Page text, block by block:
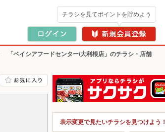
チラシを見てポイントを貯めよう
「ベイシアフードセンター/大利根店」のチラシ・店舗
表示変更で見たいチラシを見つけよう！